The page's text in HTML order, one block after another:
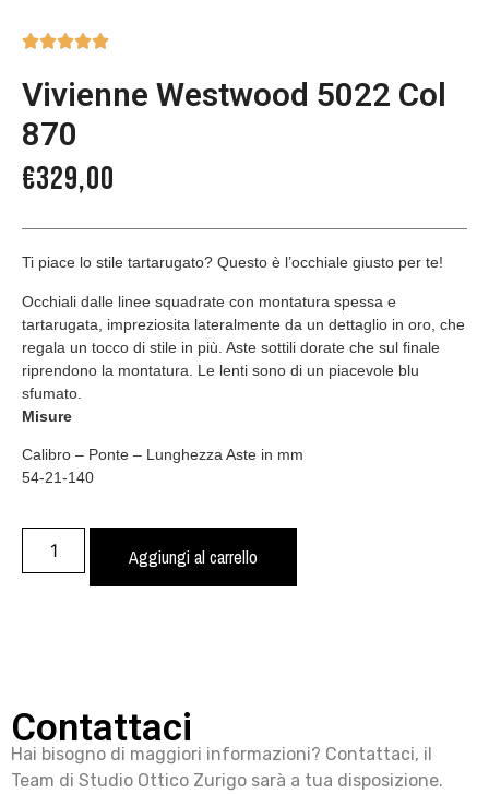

Vivienne Westwood 5022 Col
870
€329,00
Ti piace lo stile tartarugato? Questo è l’occhiale giusto per te!
Occhiali dalle linee squadrate con montatura spessa e
tartarugata, impreziosita lateralmente da un dettaglio in oro, che
regala un tocco di stile in più. Aste sottili dorate che sul finale
riprendono la montatura. Le lenti sono di un piacevole blu
sfumato.
Misure
Calibro – Ponte – Lunghezza Aste in mm
54-21-140
Aggiungi al carrello
Contattaci
Hai bisogno di maggiori informazioni? Contattaci, il
Team di Studio Ottico Zurigo sarà a tua disposizione.